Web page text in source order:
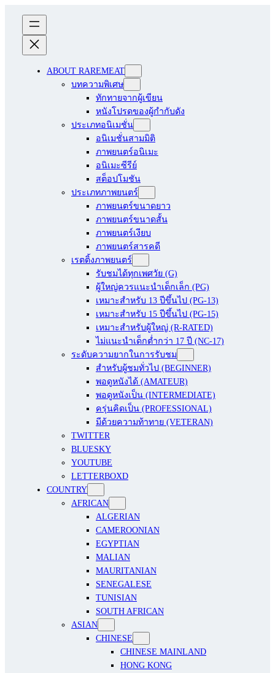
ABOUT RAREMEAT
บทความพิเศษ
ทักทายจากผู้เขียน
หนังโปรดของผู้กำกับดัง
ประเภทอนิเมชั่น
อนิเมชั่นสามมิติ
ภาพยนตร์อนิเมะ
อนิเมะซีรีย์
สต็อปโมชัน
ประเภทภาพยนตร์
ภาพยนตร์ขนาดยาว
ภาพยนตร์ขนาดสั้น
ภาพยนตร์เงียบ
ภาพยนตร์สารคดี
เรตติ้งภาพยนตร์
รับชมได้ทุกเพศวัย (G)
ผู้ใหญ่ควรแนะนำเด็กเล็ก (PG)
เหมาะสำหรับ 13 ปีขึ้นไป (PG-13)
เหมาะสำหรับ 15 ปีขึ้นไป (PG-15)
เหมาะสำหรับผู้ใหญ่ (R-RATED)
ไม่แนะนำเด็กต่ำกว่า 17 ปี (NC-17)
ระดับความยากในการรับชม
สำหรับผู้ชมทั่วไป (BEGINNER)
พอดูหนังได้ (AMATEUR)
พอดูหนังเป็น (INTERMEDIATE)
ครุ่นคิดเป็น (PROFESSIONAL)
มีด้วยความท้าทาย (VETERAN)
TWITTER
BLUESKY
YOUTUBE
LETTERBOXD
COUNTRY
AFRICAN
ALGERIAN
CAMEROONIAN
EGYPTIAN
MALIAN
MAURITANIAN
SENEGALESE
TUNISIAN
SOUTH AFRICAN
ASIAN
CHINESE
CHINESE MAINLAND
HONG KONG